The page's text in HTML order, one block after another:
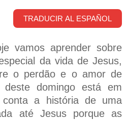
TRADUCIR AL ESPAÑOL
vamos aprender sobre
da vida de Jesus,
o perdão e o amor de
deste domingo está em
a história de uma
até Jesus porque as